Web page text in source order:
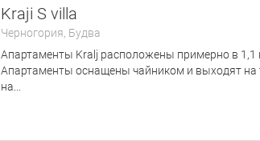
Kraji S villa
Черногория, Будва
Апартаменты Kralj расположены примерно в 1,1
Апартаменты оснащены чайником и выходят на
на...